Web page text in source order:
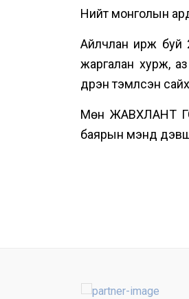
Нийт монголын
Айлчлан ирж буй
жаргалан хурж,
дүүрэн тэмүүлсэн
Мөн ЖАВХЛАНТ
баярын мэнд